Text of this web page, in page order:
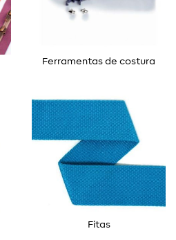
Ferramentas de costura
Fitas